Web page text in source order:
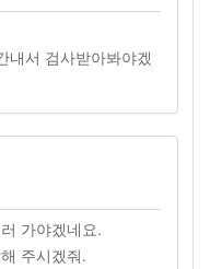
내서 검사받아봐야겠
가야겠네요.
주시겠줘.